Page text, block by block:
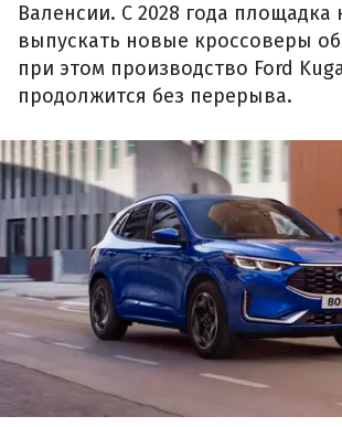
Валенсии. С 2028 года площадка
выпускать новые кроссоверы
при этом производство Ford
продолжится без перерыва.